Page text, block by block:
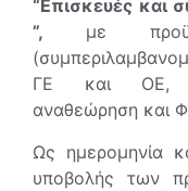
“Επισκευές και
”, με
ΓΕ και ΟΕ,
αναθεώρηση και
Ως ημερομηνία
υποβολής των